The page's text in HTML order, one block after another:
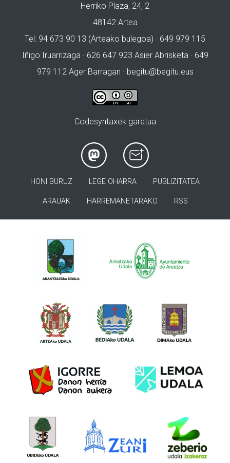
Herriko Plaza, 24, 2
48142 Artea
Tel: 94 673 90 13 (Arteako bulegoa) · 649 979 115
Iñigo Iruarrizaga · 626 647 923 Asier Abrisketa · 649
979 112 Ager Barragan · begitu@begitu.eus
Codesyntaxek garatua
HONI BURUZ LEGE OHARRA PUBLIZITATEA
ARAUAK HARREMANETARAKO RSS